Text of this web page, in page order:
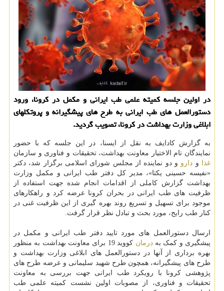
در اولین جلسه کمیته علمی طب ایرانی و مکمل در کرونا، ورود
دستورالعمل های طب ایرانی به طرح های پیشگیرانه و پروتکلهای
ابلاغی وزارت بهداشت در کرونا، تصویب گردید.
به گزارش کادایف به نقل از ایسنا، در این جلسه که با حضور
نمایندگان تام الاختیار معاونت بهداشت، تحقیقات و فناوری و سازمان
غذا
و دارو و دو نماینده از مجلس شورای اسلامی برگزار شد، دکتر
«نفیسه حسینی یکتا»، مدیر کل دفتر طب ایرانی و مکمل وزارت
بهداشت گزارش کاملی از اقدامات انجام شده جهت استفاده از
ظرفیت های طب ایرانی در بحران کرونا عرضه کرد و راهکارهای
موجود برای تسهیل و تسریع روند بهره گیری از این ظرفیت غنی در
کنار طب رایج، مورد بحث و تبادل نظر قرار گرفت.
ارسال دستورالعمل های مورد تایید دفتر طب ایرانی و مکمل در
پیشگیری و کمک بهدرمان
کووید 19 برای معاونت بهداشت به منظور
بهره برداری از آنها در دستورالعمل های ابلاغی وزارت بهداشت و
طرح های پیشگیرانه، همچون طرح شهید سلیمانی و عرضه طرح های
پژوهشی کرونا با رویکرد طب ایرانی جهت بررسی به معاونت
تحقیقات و فناوری، از مصوبات اولین نشست کمیته علمی طب